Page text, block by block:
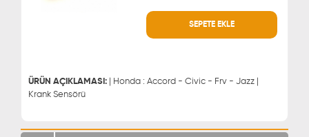
SEPETE EKLE
ÜRÜN AÇIKLAMASI: | Honda : Accord - Civic - Frv - Jazz |
Krank Sensörü
MÜŞTERİ HİZMETLERİ